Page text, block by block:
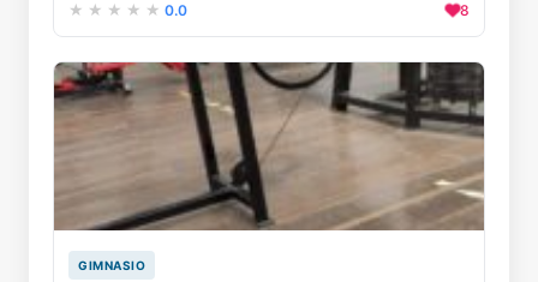
0.0 8
GIMNASIO